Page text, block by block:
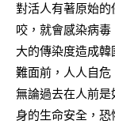
對活人有著原始
咬，就會感染病
大的傳染度造成
難面前，人人自危
無論過去在人前是
身的生命安全，恐